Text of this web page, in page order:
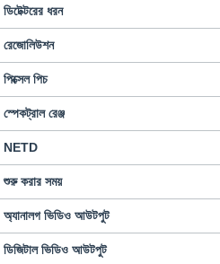
ডিটেক্টরের ধরন
রেজোলিউশন
পিক্সেল পিচ
স্পেকট্রাল রেঞ্জ
NETD
শুরু করার সময়
অ্যানালগ ভিডিও আউটপুট
ডিজিটাল ভিডিও আউটপুট